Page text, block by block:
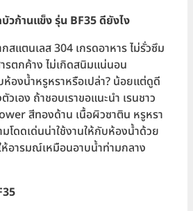
ก้านแข็ง รุ่น BF35 ดียังไง
สแตนเลส 304 เกรดอาหาร ไม่รั่วซึม
รตกค้าง ไม่เกิดสนิมแน่นอน
องน้ำหรูหราหรือเปล่า? น้อยแต่ดูดี
วเอง ถ้าชอบเราขอแนะนำ เรนชาว
สีทองด้าน เนื้อผิวซาติน หรูหรา
มโดดเด่นน่าใช้งานให้กับห้องน้ำด้วย
ห้อารมณ์เหมือนอาบน้ำท่ามกลาง